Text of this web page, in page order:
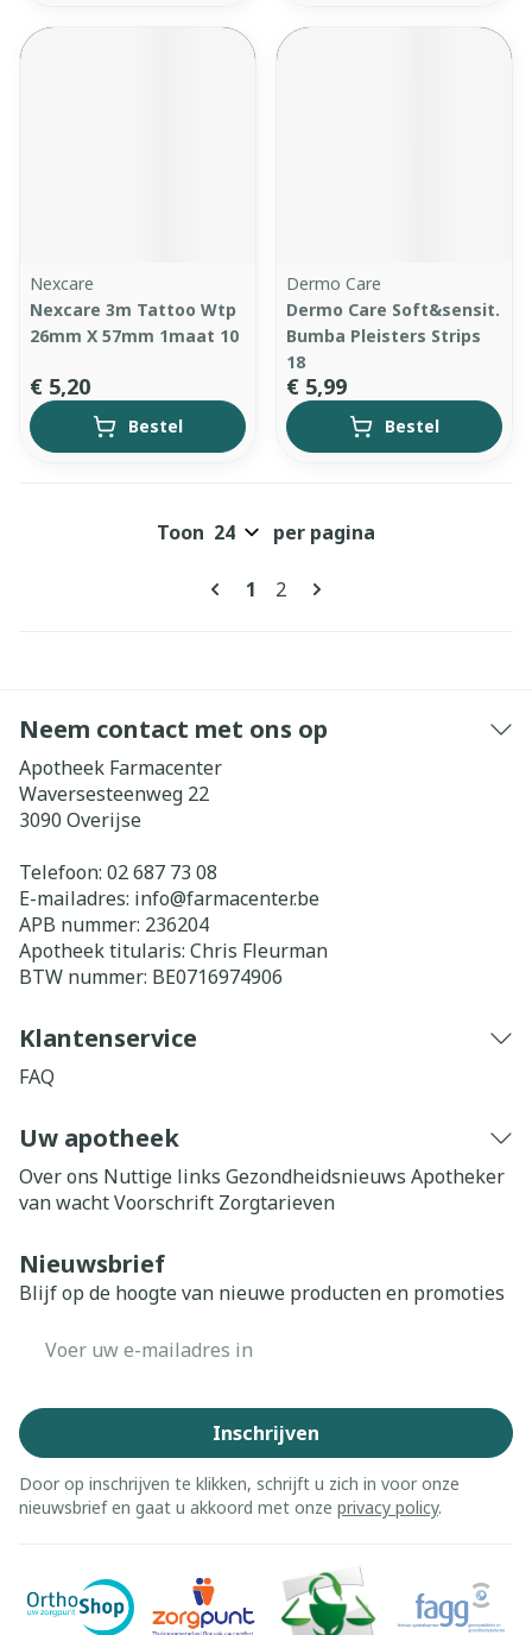
Nexcare
Nexcare 3m Tattoo Wtp
26mm X 57mm 1maat 10
€ 5,20
Bestel
Dermo Care
Dermo Care Soft&sensit.
Bumba Pleisters Strips
18
€ 5,99
Bestel
Pagina's
U lees momenteel pagina
1 Pagina
2
Toon per pagina
Neem contact met ons op
Apotheek Farmacenter
Waversesteenweg 22
3090 Overijse
Telefoon: 02 687 73 08
E-mailadres: info@farmacenter.be
APB nummer: 236204
Apotheek titularis: Chris Fleurman
BTW nummer: BE0716974906
Klantenservice
FAQ
Uw apotheek
Over ons Nuttige links Gezondheidsnieuws Apotheker
van wachtVoorschrift Zorgtarieven
Nieuwsbrief
Blijf op de hoogte van nieuwe producten en promoties
Inschrijven
Door op inschrijven te klikken, schrijft u zich in voor onze
nieuwsbrief en gaat u akkoord met onze privacy policy.